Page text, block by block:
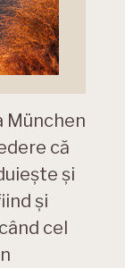
München
că
şi
și
cel